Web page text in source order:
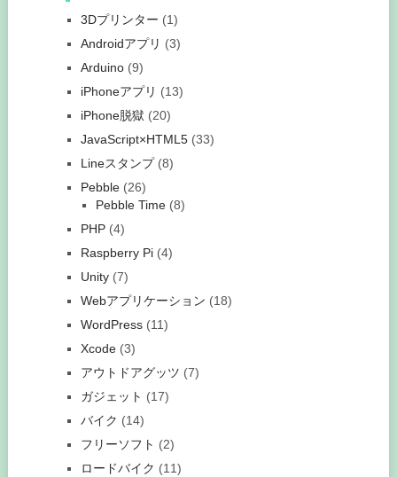
3Dプリンター (1)
Androidアプリ (3)
Arduino(9)
iPhoneアプリ (13)
iPhone脱獄 (20)
JavaScript×HTML5(33)
Lineスタンプ(8)
Pebble(26)
Pebble Time(8)
PHP(4)
Raspberry Pi(4)
Unity(7)
Webアプリケーション (18)
WordPress(11)
Xcode(3)
アウトドアグッツ (7)
ガジェット (17)
バイク (14)
フリーソフト (2)
ロードバイク (11)